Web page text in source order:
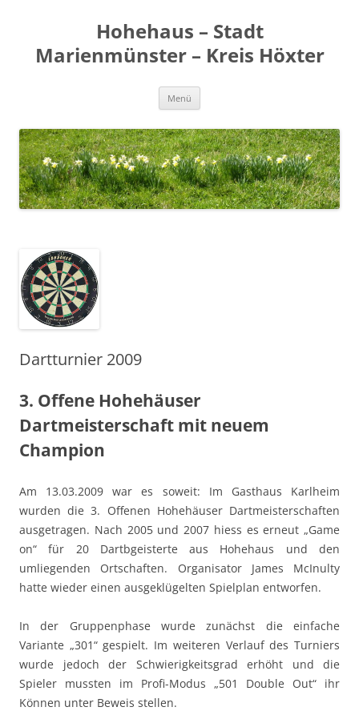
Hohehaus – Stadt
Marienmünster – Kreis Höxter
Menü
Dartturnier 2009
3. Offene Hohehäuser
Dartmeisterschaft mit neuem
Champion
Am 13.03.2009 war es soweit: Im Gasthaus Karlheim
wurden die 3. Offenen Hohehäuser Dartmeisterschaften
ausgetragen. Nach 2005 und 2007 hiess es erneut „Game
on“ für 20 Dartbgeisterte aus Hohehaus und den
umliegenden Ortschaften. Organisator James McInulty
hatte wieder einen ausgeklügelten Spielplan entworfen.
In der Gruppenphase wurde zunächst die einfache
Variante „301“ gespielt. Im weiteren Verlauf des Turniers
wurde jedoch der Schwierigkeitsgrad erhöht und die
Spieler mussten im Profi-Modus „501 Double Out“ ihr
Können unter Beweis stellen.